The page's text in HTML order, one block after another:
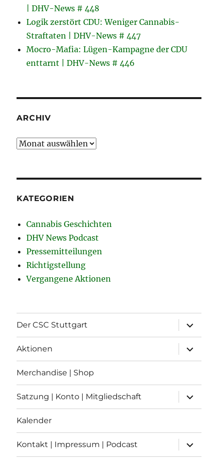
| DHV-News # 448
Logik zerstört CDU: Weniger Cannabis-
Straftaten | DHV-News # 447
Mocro-Mafia: Lügen-Kampagne der CDU
enttarnt | DHV-News # 446
ARCHIV
Archiv
KATEGORIEN
Cannabis Geschichten
DHV News Podcast
Pressemitteilungen
Richtigstellung
Vergangene Aktionen
Der CSC Stuttgart
öffnen
Aktionen
öffnen
Merchandise | Shop
Satzung | Konto | Mitgliedschaft
öffnen
Kalender
Kontakt | Impressum | Podcast
öffnen